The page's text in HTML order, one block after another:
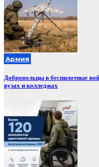
Армия
Добровольцы в беспилотные
вузах и колледжах